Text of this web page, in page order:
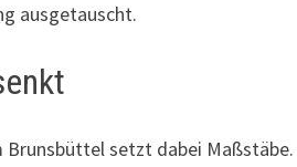
ausgetauscht.
setzt dabei